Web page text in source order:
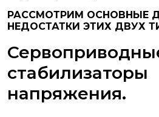
РАССМОТРИМ ОСНОВНЫЕ
НЕДОСТАТКИ ЭТИХ ДВУХ
стабилизаторы
напряжения.